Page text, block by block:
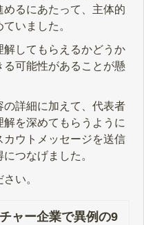
るにあたって、主体的
いました。
解してもらえるかどうか
可能性があることが懸
詳細に加えて、代表者
を深めてもらうように
カウトメッセージを送信
つなげました。
い。
ャー企業で異例の9